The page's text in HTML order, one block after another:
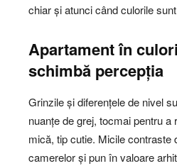
chiar și atunci când culorile
Apartament în
schimbă percepția
Grinzile și diferențele de nivel
nuanțe de grej, tocmai pentru
mică, tip cutie. Micile contraste
camerelor și pun în valoare